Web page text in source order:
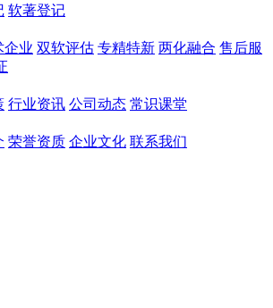
软著登记
企业 双软评估 专精特新 两化融合 售后服
行业资讯 公司动态 常识课堂
荣誉资质 企业文化 联系我们